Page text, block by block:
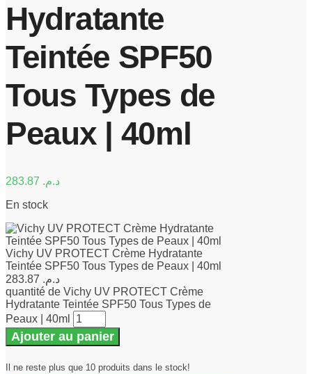
Hydratante
Teintée SPF50
Tous Types de
Peaux | 40ml
د.م.
En stock
Vichy UV PROTECT Crème Hydratante
Teintée SPF50 Tous Types de Peaux | 40ml
د.م.
quantité de Vichy UV PROTECT Crème
Hydratante Teintée SPF50 Tous Types de
Peaux | 40ml
Ajouter au panier
Il ne reste plus que 10 produits dans le stock!